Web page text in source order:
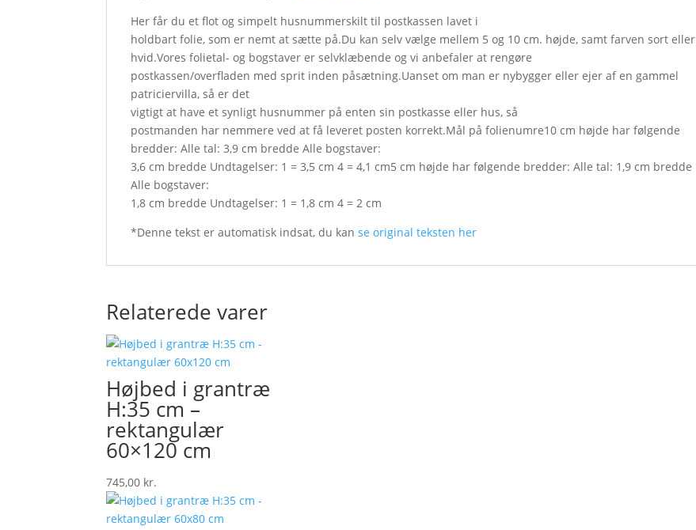
Her får du et flot og simpelt husnummerskilt til postkassen lavet i
holdbart folie, som er nemt at sætte på.Du kan selv vælge mellem 5 og 10 cm. højde, samt farven sort eller
hvid.Vores folietal- og bogstaver er selvklæbende og vi anbefaler at rengøre
postkassen/overfladen med sprit inden påsætning.Uanset om man er nybygger eller ejer af en gammel
patriciervilla, så er det
vigtigt at have et synligt husnummer på enten sin postkasse eller hus, så
postmanden har nemmere ved at få leveret posten korrekt.Mål på folienumre10 cm højde har følgende
bredder: Alle tal: 3,9 cm bredde Alle bogstaver:
3,6 cm bredde Undtagelser: 1 = 3,5 cm 4 = 4,1 cm5 cm højde har følgende bredder: Alle tal: 1,9 cm bredde
Alle bogstaver:
1,8 cm bredde Undtagelser: 1 = 1,8 cm 4 = 2 cm
*Denne tekst er automatisk indsat, du kanse original teksten her
Relaterede varer
Højbed i grantræ
H:35 cm –
rektangulær
60×120 cm
745,00 kr.